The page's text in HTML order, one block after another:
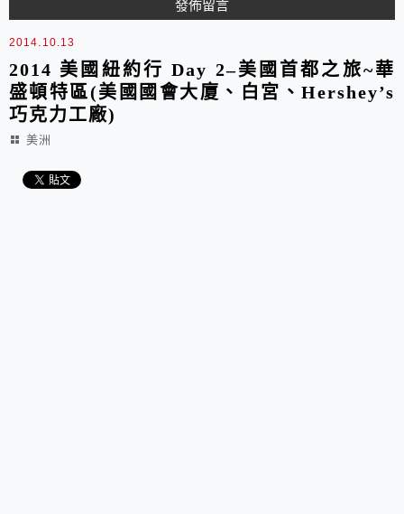
2014.10.13
2014 美國紐約行 Day 2–美國首都之旅~華
盛頓特區(美國國會大廈、白宮、Hershey’s
巧克力工廠)
美洲